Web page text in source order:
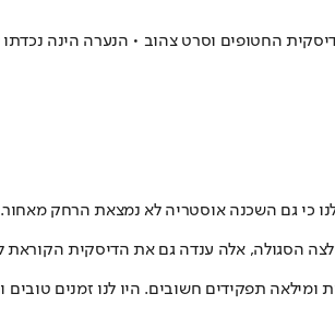
החטופים וסרט צהוב • הנערה הינה נכדתו
כי גם השכנה אוסטריה לא נמצאת הרחק
מלבד החולצה הסגולה, אלה ענדה גם את הדיסקית
תפקידים חשובים. היו לנו זמנים טובים